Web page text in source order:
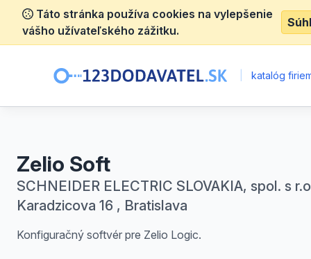
Táto stránka používa cookies na vylepšenie
vášho užívateľského zážitku.
katalóg
Zelio Soft
SCHNEIDER ELECTRIC SLOVAKIA, spol. s
Karadzicova 16 , Bratislava
Konfiguračný softvér pre Zelio Logic.